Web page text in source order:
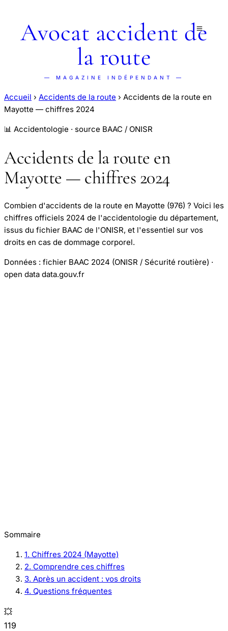
Avocat accident de
la route
— MAGAZINE INDÉPENDANT —
Accueil › Accidents de la route › Accidents de la route en
Mayotte — chiffres 2024
📊 Accidentologie · source BAAC / ONISR
Accidents de la route en
Mayotte — chiffres 2024
Combien d'accidents de la route en Mayotte (976) ? Voici les
chiffres officiels 2024 de l'accidentologie du département,
issus du fichier BAAC de l'ONISR, et l'essentiel sur vos
droits en cas de dommage corporel.
Données : fichier BAAC 2024 (ONISR / Sécurité routière) ·
open data data.gouv.fr
Sommaire
1. Chiffres 2024 (Mayotte)
2. Comprendre ces chiffres
3. Après un accident : vos droits
4. Questions fréquentes
💥
119